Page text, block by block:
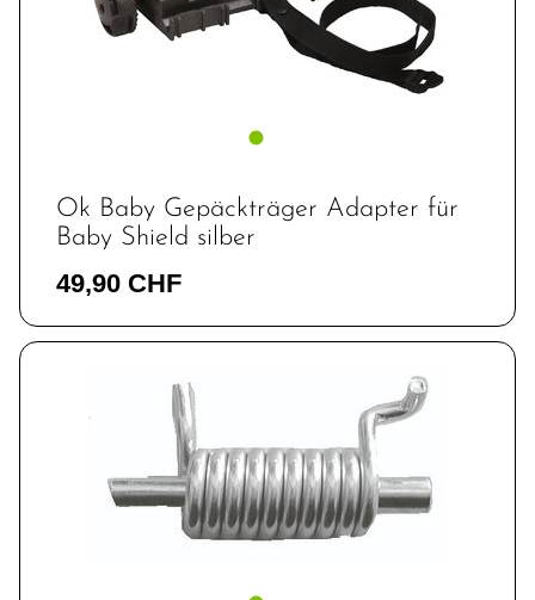
Ok Baby Gepäckträger Adapter für
Baby Shield silber
49,90 CHF